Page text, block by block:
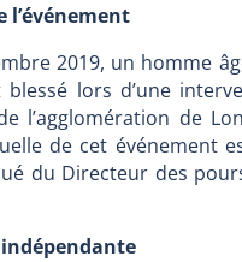
l’événement
2019, un homme
blessé lors d’une
l’agglomération de
de cet événement
du Directeur des
indépendante